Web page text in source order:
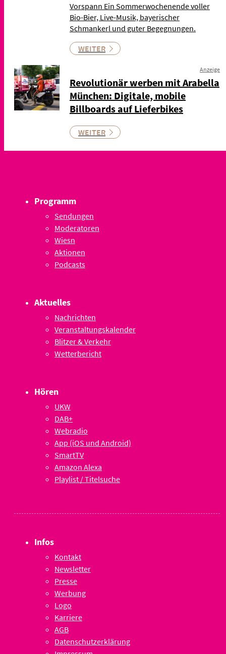
Vorspann Ein Sommerwochenende voller
Bio-Bier, Live-Musik, bayerischer
Schmankerl und guter Begegnungen.
WEITER
Anzeige
Revolutionär werben mit Arabella
München: Digitale, mobile
Billboards auf Lieferbikes
WEITER
Programm
Sendungen
Moderatoren
Wiesn
Aktionen
Podcasts
Aktuelles
Nachrichten
Veranstaltungskalender
Blitzer & Verkehr
Wetterbericht
Hören
UKW
DAB+
Webradio
App (iOS und Android)
SmartTV
Amazon Alexa
Playlist / Titelsuche
Infos
Kontakt
Newsletter
Presse
Werbung
Logo
Karriere
AGB
Datenschutzerklärung